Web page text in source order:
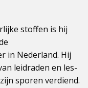
stoffen is hij
in Nederland. Hij
leidraden en les-
sporen verdiend.